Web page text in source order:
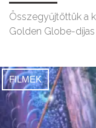
Összegyűjtöttük a
Golden Globe-díjas
FILMEK